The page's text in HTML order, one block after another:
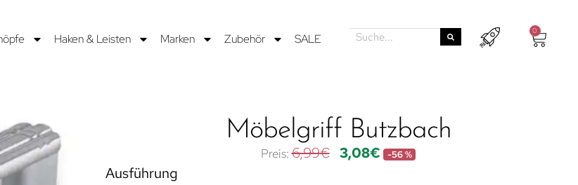
Haken & Leisten Marken Zubehör SALE
0
Möbelgriff Butzbach
6,99€ 3,08€ -56 %
Ausführung